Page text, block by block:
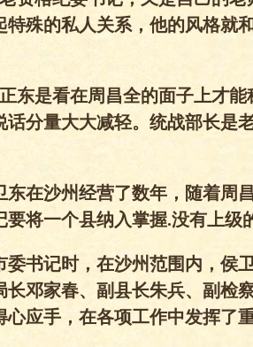
特殊的私人关系，他的风格就
东是看在周昌全的面子上才
话分量大大减轻。统战部长是
东在沙州经营了数年，随着周
将一个县纳入掌握.没有上级
委书记时，在沙州范围内，侯
长邓家春、副县长朱兵、副检
应手，在各项工作中发挥了重